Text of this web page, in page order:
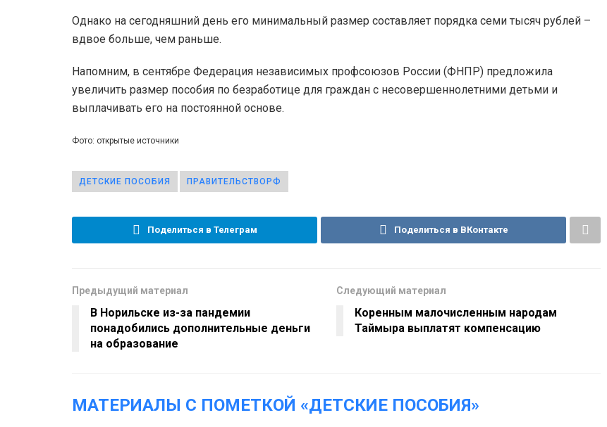
Однако на сегодняшний день его минимальный размер составляет порядка семи тысяч рублей –
вдвое больше, чем раньше.
Напомним, в сентябре Федерация независимых профсоюзов России (ФНПР) предложила
увеличить размер пособия по безработице для граждан с несовершеннолетними детьми и
выплачивать его на постоянной основе.
Фото: открытые источники
ДЕТСКИЕ ПОСОБИЯ ПРАВИТЕЛЬСТВОРФ
Поделиться в Телеграм Поделиться в ВКонтакте
Предыдущий материал
В Норильске из-за пандемии
понадобились дополнительные деньги
на образование
Следующий материал
Коренным малочисленным народам
Таймыра выплатят компенсацию
МАТЕРИАЛЫ С ПОМЕТКОЙ «ДЕТСКИЕ ПОСОБИЯ»